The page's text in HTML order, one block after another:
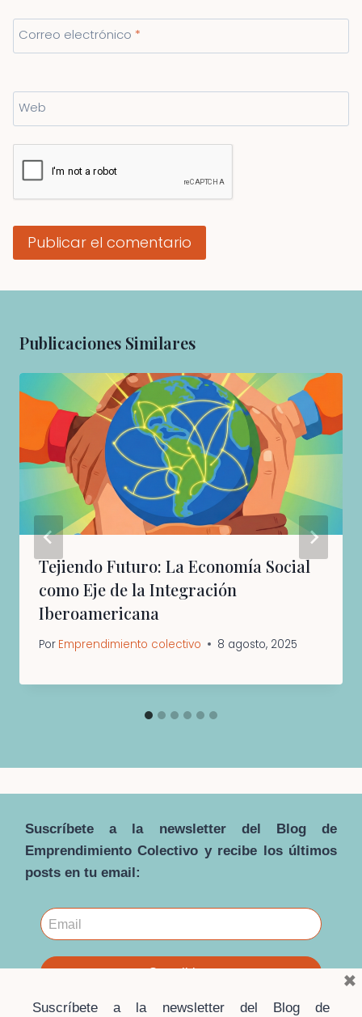
Correo electrónico *
Web
Publicaciones Similares
Tejiendo Futuro: La Economía Social
como Eje de la Integración
Iberoamericana
Por Emprendimiento colectivo 8 agosto, 2025
Suscríbete a la newsletter del Blog de
Emprendimiento Colectivo y recibe los últimos
posts en tu email:
Suscríbete a la newsletter del Blog de
×